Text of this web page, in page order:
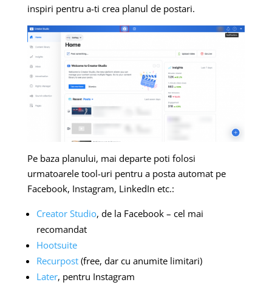
inspiri pentru a-ti crea planul de postari.
Pe baza planului, mai departe poti folosi
urmatoarele tool-uri pentru a posta automat pe
Facebook, Instagram, LinkedIn etc.:
Creator Studio, de la Facebook – cel mai
recomandat
Hootsuite
Recurpost(free, dar cu anumite limitari)
Later, pentru Instagram